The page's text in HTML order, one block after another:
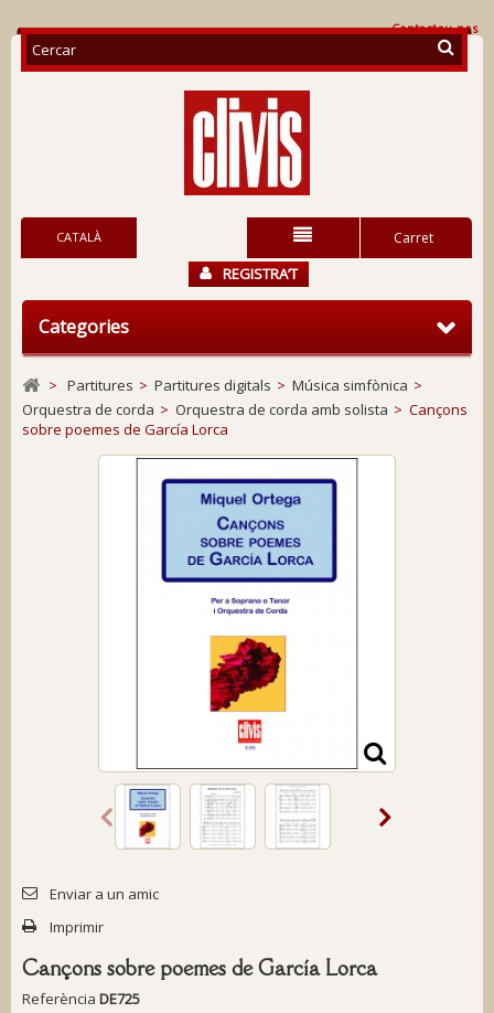
Contacteu-nos
Carret
CATALÀ
REGISTRA’T
Categories
> Partitures > Partitures digitals > Música simfònica >
Orquestra de corda > Orquestra de corda amb solista > Cançons
sobre poemes de García Lorca
Enviar a un amic
Imprimir
Cançons sobre poemes de García Lorca
Referència DE725